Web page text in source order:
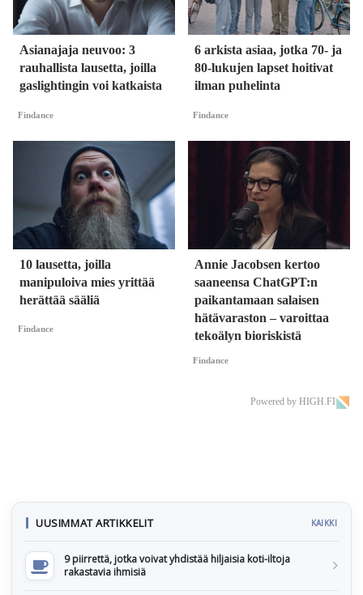
Asianajaja neuvoo: 3
rauhallista lausetta, joilla
gaslightingin voi katkaista
Findance
6 arkista asiaa, jotka 70- ja
80-lukujen lapset hoitivat
ilman puhelinta
Findance
10 lausetta, joilla
manipuloiva mies yrittää
herättää sääliä
Findance
Annie Jacobsen kertoo
saaneensa ChatGPT:n
paikantamaan salaisen
hätävaraston – varoittaa
tekoälyn bioriskistä
Findance
Powered by HIGH.FI
UUSIMMAT ARTIKKELIT KAIKKI
9 piirrettä, jotka voivat yhdistää hiljaisia koti-iltoja
rakastavia ihmisiä